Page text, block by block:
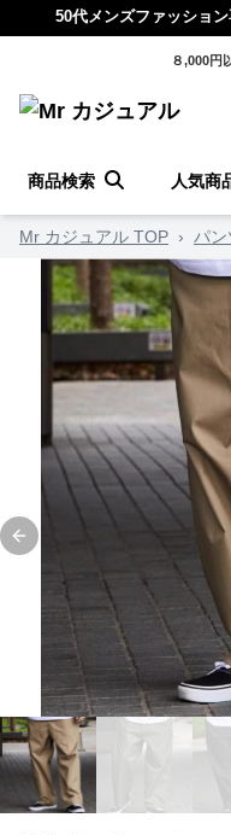
50代メンズファッショ
８,000円
商品検索 人気商
Mr カジュアル TOP › パ
Previous slide